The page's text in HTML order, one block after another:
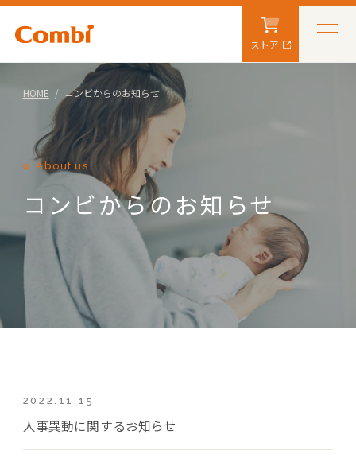
ストア
HOME コンビからのお知らせ
About us
コンビからのお知らせ
2022.11.15
人事異動に関するお知らせ